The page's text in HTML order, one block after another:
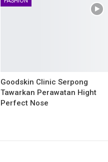
Goodskin Clinic Serpong
Tawarkan Perawatan Hight
Perfect Nose